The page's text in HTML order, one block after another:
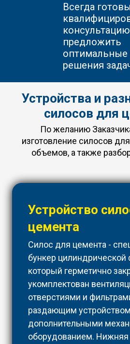
Всегда
предложить
оптимальные
решения
Устройства и
силосов для
По желанию
изготовление силосов
объемов, а также
Устройство
цемента
Силос для цемента -
бункер
который герметично
укомплектован
отверстиями и
раздающим
дополнительными
оборудованием. Нижняя